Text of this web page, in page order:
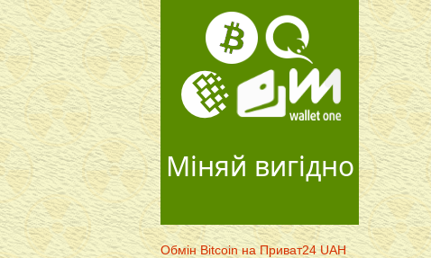
Міняй вигідно
Обмін Bitcoin на Приват24 UAH